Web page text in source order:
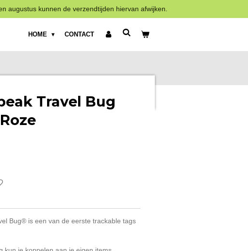
augustus kunnen de verzendtijden hiervan afwijken.
HOME CONTACT
Travel Bug
Bug® is een van de eerste trackable tags